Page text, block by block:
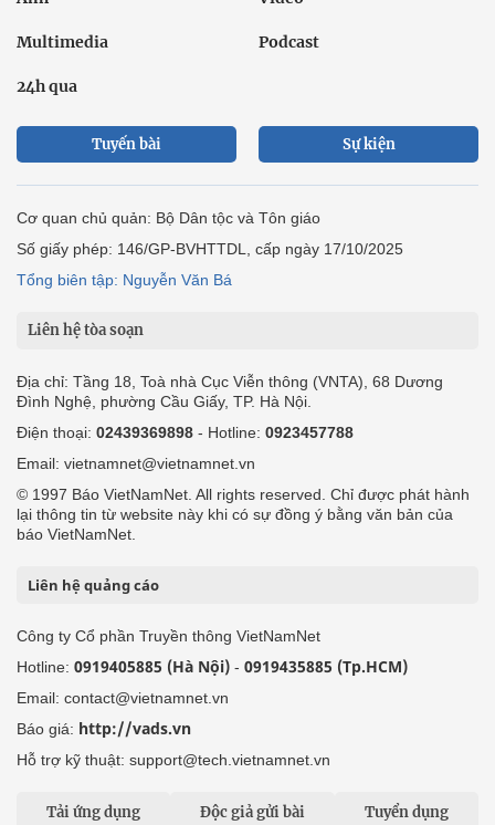
Multimedia Podcast
24h qua
Tuyến bài Sự kiện
Cơ quan chủ quản: Bộ Dân tộc và Tôn giáo
Số giấy phép: 146/GP-BVHTTDL, cấp ngày 17/10/2025
Tổng biên tập: Nguyễn Văn Bá
Liên hệ tòa soạn
Địa chỉ: Tầng 18, Toà nhà Cục Viễn thông (VNTA), 68 Dương
Đình Nghệ, phường Cầu Giấy, TP. Hà Nội.
Điện thoại: 02439369898 - Hotline: 0923457788
Email: vietnamnet@vietnamnet.vn
© 1997 Báo VietNamNet. All rights reserved. Chỉ được phát hành
lại thông tin từ website này khi có sự đồng ý bằng văn bản của
báo VietNamNet.
Liên hệ quảng cáo
Công ty Cổ phần Truyền thông VietNamNet
Hotline: 0919405885 (Hà Nội) - 0919435885 (Tp.HCM)
Email: contact@vietnamnet.vn
Báo giá: http://vads.vn
Hỗ trợ kỹ thuật: support@tech.vietnamnet.vn
Tải ứng dụng Độc giả gửi bài Tuyển dụng